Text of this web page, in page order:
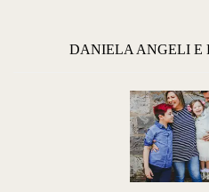
DANIELA ANGELI E